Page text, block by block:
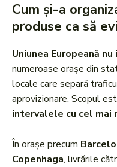
Cum și-a
produse ca să
Uniunea Europeană
numeroase orașe din
locale care separă
aprovizionare. Scopul
intervalele cu cel mai
În orașe precum
Copenhaga, livrările